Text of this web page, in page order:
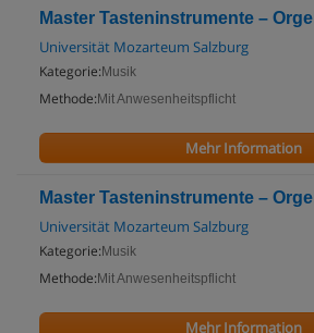
Master Tasteninstrumente – Orgel
Universität Mozarteum Salzburg
Kategorie: Musik
Methode: Mit Anwesenheitspflicht
Mehr Information
Master Tasteninstrumente – Orgel
Universität Mozarteum Salzburg
Kategorie: Musik
Methode: Mit Anwesenheitspflicht
Mehr Information